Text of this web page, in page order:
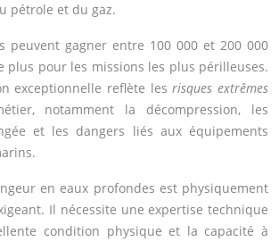
pétrole et du gaz.
peuvent gagner entre 100 000 et 200 000
plus pour les missions les plus périlleuses.
exceptionnelle reflète lesrisques extrêmes
notamment la décompression, les
et les dangers liés aux équipements
en eaux profondes est physiquement
Il nécessite une expertise technique
condition physique et la capacité à